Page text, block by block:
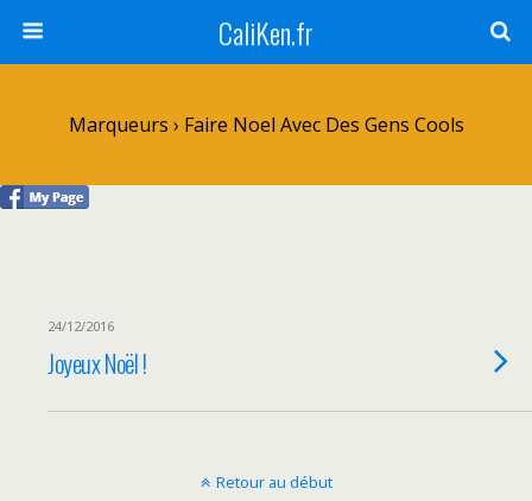
CaliKen.fr
Marqueurs › Faire Noel Avec Des Gens Cools
24/12/2016
Joyeux Noël !
Retour au début